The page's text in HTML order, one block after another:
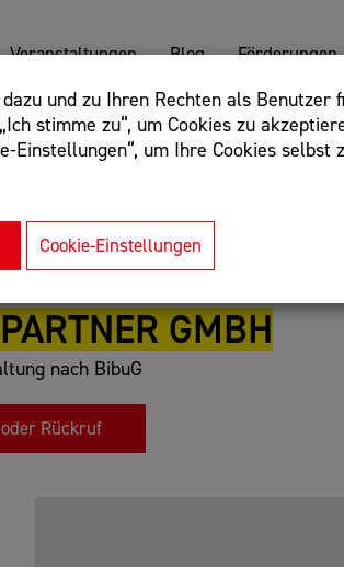
und zu Ihren Rechten als Benutzer
stimme zu“, um Cookies zu
Einstellungen“, um Ihre Cookies
Cookie-Einstellungen
Veranstaltungen Blog Förderungen
Begriff ausschließen: -webshop,
GMBH
nach BibuG
Rückruf